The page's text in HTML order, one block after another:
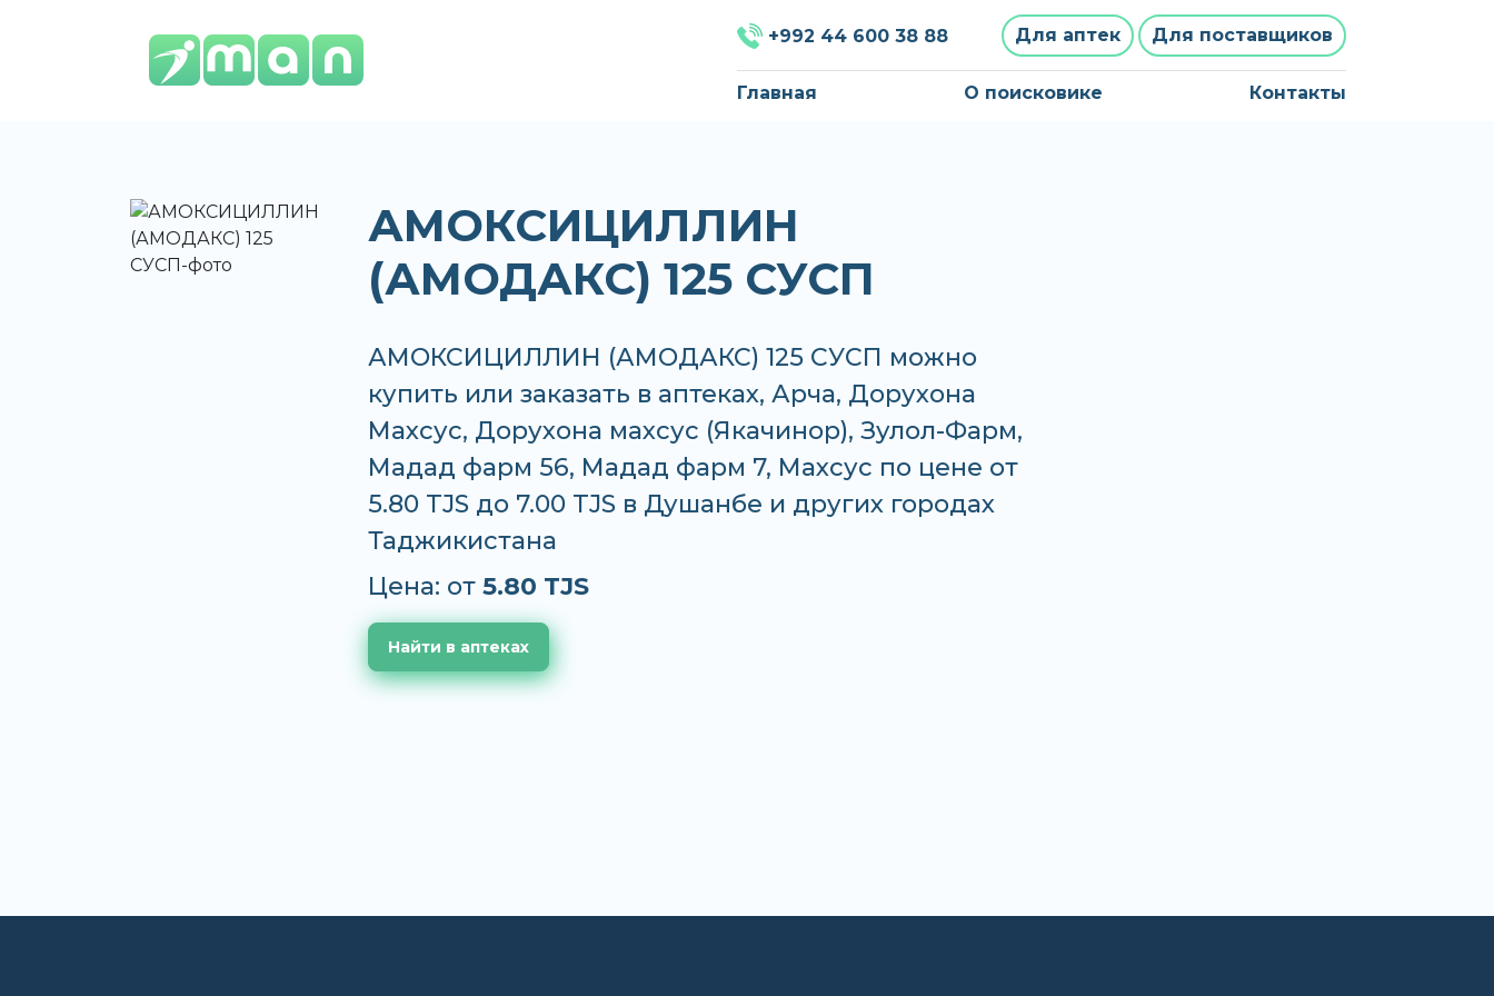
+992 44 600 38 88 Для аптек Для поставщиков
Главная О поисковике Контакты
АМОКСИЦИЛЛИН
(АМОДАКС) 125 СУСП
АМОКСИЦИЛЛИН (АМОДАКС) 125 СУСП можно
купить или заказать в аптеках, Арча, Дорухона
Махсус, Дорухона махсус (Якачинор), Зулол-Фарм,
Мадад фарм 56, Мадад фарм 7, Махсус по цене от
5.80 TJS до 7.00 TJS в Душанбе и других городах
Таджикистана
Цена: от 5.80 TJS
Найти в аптеках